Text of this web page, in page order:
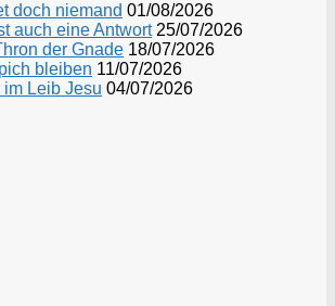
doch niemand 01/08/2026
auch eine Antwort 25/07/2026
der Gnade 18/07/2026
bleiben 11/07/2026
im Leib Jesu 04/07/2026